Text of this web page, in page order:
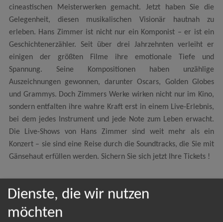
cineastischen Meisterwerken gemacht. Jetzt haben Sie die
Gelegenheit, diesen musikalischen Visionär hautnah zu
erleben. Hans Zimmer ist nicht nur ein Komponist – er ist ein
Geschichtenerzähler. Seit über drei Jahrzehnten verleiht er
einigen der größten Filme ihre emotionale Tiefe und
Spannung. Seine Kompositionen haben unzählige
Auszeichnungen gewonnen, darunter Oscars, Golden Globes
und Grammys. Doch Zimmers Werke wirken nicht nur im Kino,
sondern entfalten ihre wahre Kraft erst in einem Live-Erlebnis,
bei dem jedes Instrument und jede Note zum Leben erwacht.
Die Live-Shows von Hans Zimmer sind weit mehr als ein
Konzert – sie sind eine Reise durch die Soundtracks, die Sie mit
Gänsehaut erfüllen werden. Sichern Sie sich jetzt Ihre Tickets !
Dienste, die wir nutzen
möchten